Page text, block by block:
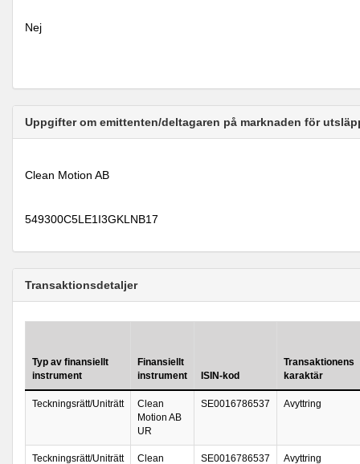
Nej
Uppgifter om emittenten/deltagaren på marknaden för
Clean Motion AB
549300C5LE1I3GKLNB17
Transaktionsdetaljer
Typ av finansiellt
instrument
Finansiellt
instrument
ISIN-kod
Transaktionens
karaktär
Teckningsrätt/Uniträtt
Clean
Motion AB
UR
SE0016786537 Avyttring
Teckningsrätt/Uniträtt
Clean
SE0016786537 Avyttring